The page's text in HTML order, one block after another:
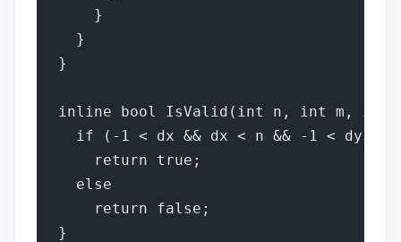
    }
  }
}
inline bool IsValid(int n, int m, int
if (-1 < dx && dx < n && -1 < dy &&
    return true;
  else
    return false;
}